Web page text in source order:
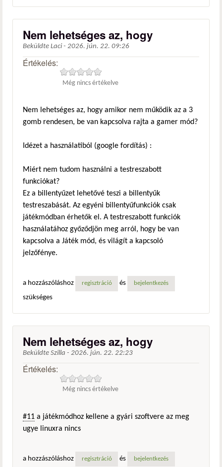
Nem lehetséges az, hogy
Beküldte Laci - 2026. jún. 22. 09:26
Értékelés:
Még nincs értékelve
Nem lehetséges az, hogy amikor nem működik az a 3
gomb rendesen, be van kapcsolva rajta a gamer mód?
Idézet a használatiból (google fordítás) :
Miért nem tudom használni a testreszabott
funkciókat?
Ez a billentyűzet lehetővé teszi a billentyűk
testreszabását. Az egyéni billentyűfunkciók csak
játékmódban érhetők el. A testreszabott funkciók
használatához győződjön meg arról, hogy be van
kapcsolva a Játék mód, és világít a kapcsoló
jelzőfénye.
a hozzászóláshoz regisztráció és bejelentkezés
szükséges
Nem lehetséges az, hogy
Beküldte Szilla - 2026. jún. 22. 22:23
Értékelés:
Még nincs értékelve
#11 a játékmódhoz kellene a gyári szoftvere az meg
ugye linuxra nincs
a hozzászóláshoz regisztráció és bejelentkezés